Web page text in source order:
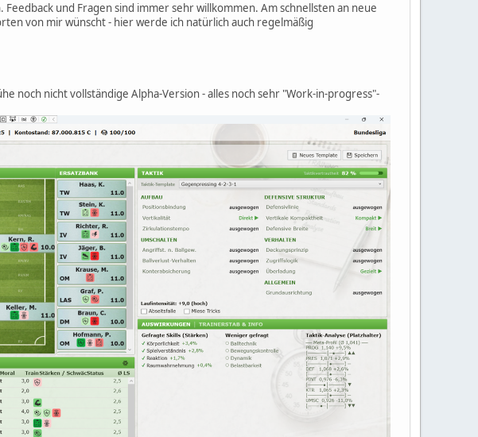
und Fragen sind immer sehr willkommen. Am schnellsten an neue
von mir wünscht - hier werde ich natürlich auch regelmäßig
noch nicht vollständige Alpha-Version - alles noch sehr "Work-in-progress"-